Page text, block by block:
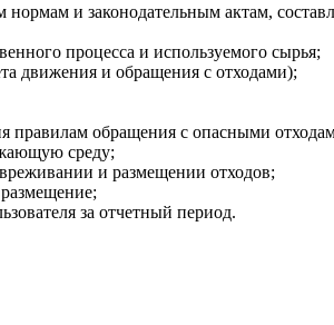
нормам и законодательным актам,
процесса и используемого сырья;
движения и обращения с отходами);
правилам обращения с опасными
среду;
и размещении отходов;
за отчетный период.